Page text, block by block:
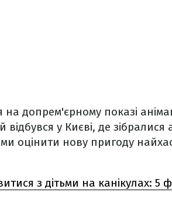
на допрем'єрному показі
відбувся у Києві, де зібралися
оцінити нову пригоду
з дітьми на канікулах: 5